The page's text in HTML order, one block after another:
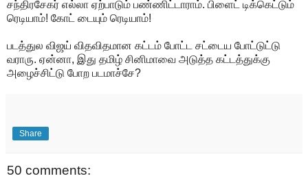
சந்திரசேகர் எல்லா ஏற்பாடும் பண்ணிட்டாராம். பிளைட் டிக்கெட்டும்
ரெடியாம்! கோட் டையும் ரெடியாம்!
படத்துல விஜய் விதவிதமான கட்டம் போட்ட சட்டைய போட்டுட்டு
வராரு. ஏன்னா, இது தமிழ் சினிமாவை அடுத்த கட்டத்துக்கு
அழைச்சிட்டு போற படமாச்சே?
Share
50 comments: